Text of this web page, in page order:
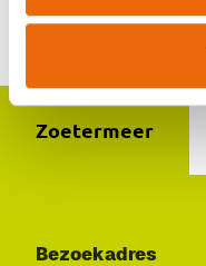
Contact
Zoetermeer
Bezoekadres